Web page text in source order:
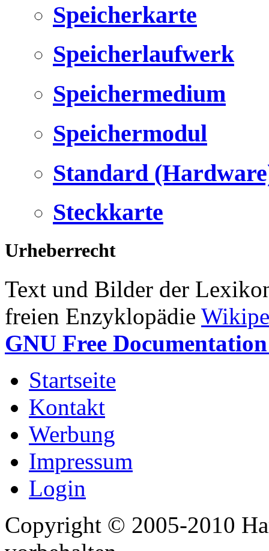
Speicherkarte
Speicherlaufwerk
Speichermedium
Speichermodul
Standard
Steckkarte
Urheberrecht
Text und Bilder der
freien Enzyklopädie
GNU Free
Startseite
Kontakt
Werbung
Impressum
Login
Copyright © 2005-2010